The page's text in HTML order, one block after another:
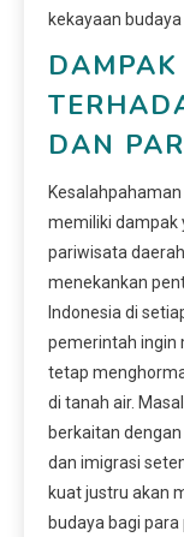
kekayaan
DAMPAK
DAN
memiliki dampak
pariwisata daerah.
menekankan
Indonesia di
pemerintah ingin
tetap
di tanah air.
berkaitan
dan imigrasi
kuat justru akan
budaya bagi para